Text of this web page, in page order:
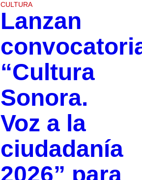
CULTURA
Lanzan
“Cultura
Sonora.
Voz a la
ciudadanía
2026” para